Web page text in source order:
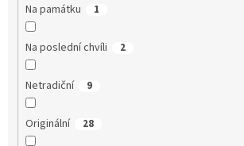
Na památku 1
Na poslední chvíli 2
Netradiční 9
Originální 28